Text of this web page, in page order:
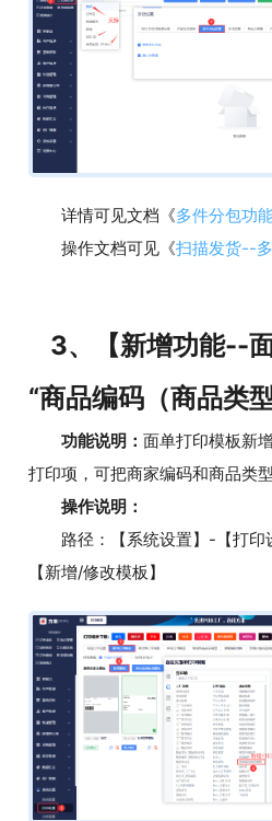
详情可见文档《多件分包功
操作文档可见《扫描发货--
3、【新增功能--
“商品编码（商品类
功能说明： 面单打印模板新
打印项，可把商家编码和商品类
操作说明：
路径：【系统设置】-【打
【新增/修改模板】